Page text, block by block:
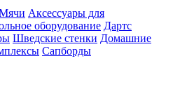
Аксессуары для
оборудование Дартс
Шведские стенки Домашние
Сапборды